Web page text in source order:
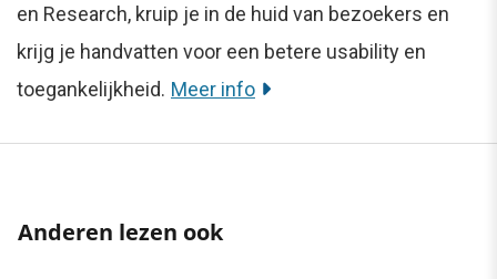
en Research, kruip je in de huid van bezoekers en
krijg je handvatten voor een betere usability en
toegankelijkheid. Meer info
Anderen lezen ook